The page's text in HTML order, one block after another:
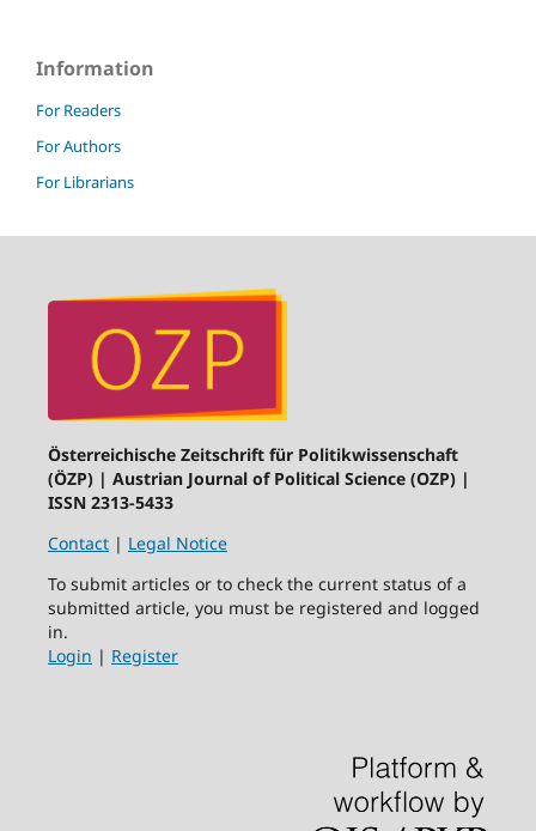
Information
For Readers
For Authors
For Librarians
Österreichische Zeitschrift für Politikwissenschaft
(ÖZP) | Austrian Journal of Political Science (OZP) |
ISSN 2313-5433
Contact| Legal Notice
To submit articles or to check the current status of a
submitted article, you must be registered and logged
in.
Login | Register